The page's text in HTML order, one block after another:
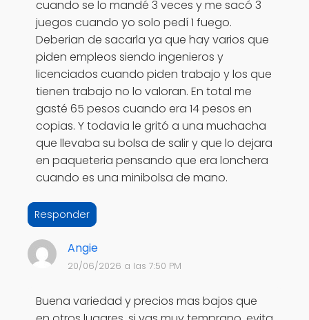
cuando se lo mandé 3 veces y me sacó 3
juegos cuando yo solo pedí 1 fuego.
Deberian de sacarla ya que hay varios que
piden empleos siendo ingenieros y
licenciados cuando piden trabajo y los que
tienen trabajo no lo valoran. En total me
gasté 65 pesos cuando era 14 pesos en
copias. Y todavia le gritó a una muchacha
que llevaba su bolsa de salir y que lo dejara
en paqueteria pensando que era lonchera
cuando es una minibolsa de mano.
Responder
Angie
20/06/2026 a las 7:50 PM
Buena variedad y precios mas bajos que